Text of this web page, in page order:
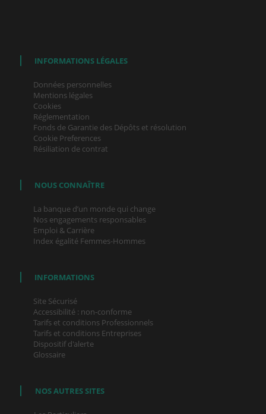
INFORMATIONS LÉGALES
Données personnelles
Mentions légales
Cookies
Réglementation
Fonds de Garantie des Dépôts et résolution
Cookie Preferences
Résiliation de contrat
NOUS CONNAÎTRE
La banque d’un monde qui change
Nos engagements responsables
Emploi & Carrière
Index égalité Femmes-Hommes
INFORMATIONS
Site Sécurisé
Accessibilité : non-conforme
Tarifs et conditions Professionnels
Tarifs et conditions Entreprises
Dispositif d'alerte
Glossaire
NOS AUTRES SITES